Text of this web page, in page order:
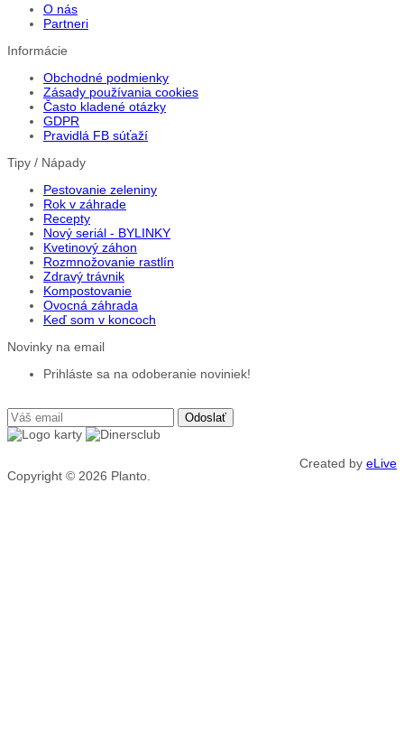
O nás
Partneri
Informácie
Obchodné podmienky
Zásady používania cookies
Často kladené otázky
GDPR
Pravidlá FB súťaží
Tipy / Nápady
Pestovanie zeleniny
Rok v záhrade
Recepty
Nový seriál - BYLINKY
Kvetinový záhon
Rozmnožovanie rastlín
Zdravý trávnik
Kompostovanie
Ovocná záhrada
Keď som v koncoch
Novinky na email
Prihláste sa na odoberanie noviniek!
Copyright © 2026 Planto.
Created by eLive